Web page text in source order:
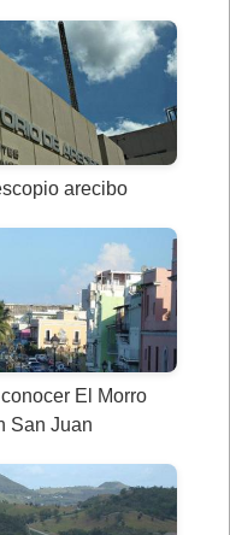
arecibo
El Morro
San Juan